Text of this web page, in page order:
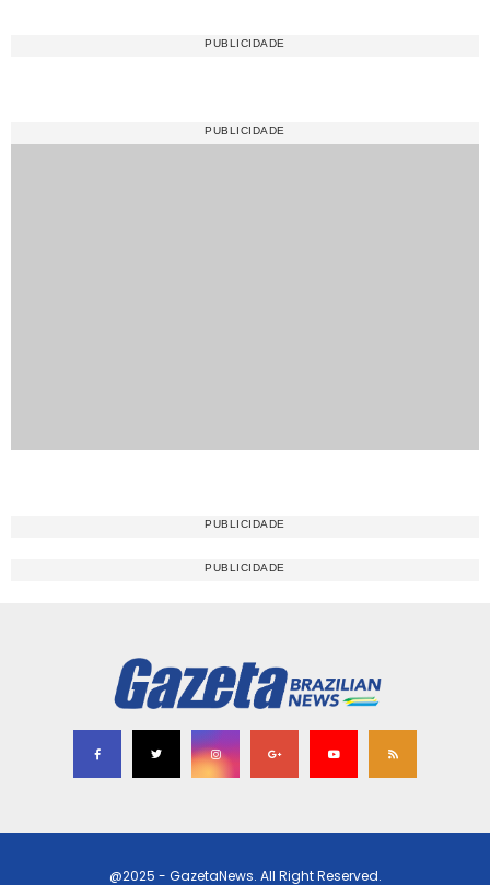
@2025 - GazetaNews. All Right Reserved.